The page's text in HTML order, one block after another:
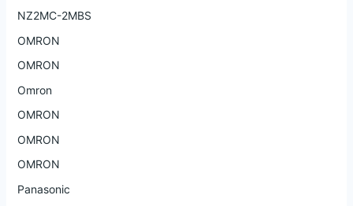
NZ2MC-2MBS
OMRON
OMRON
Omron
OMRON
OMRON
OMRON
Panasonic